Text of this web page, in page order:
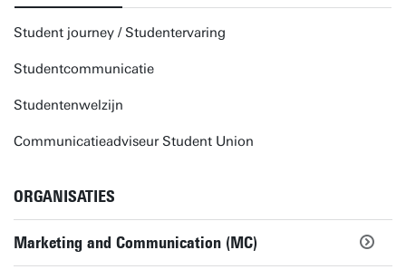
Student journey / Studentervaring
Studentcommunicatie
Studentenwelzijn
Communicatieadviseur Student Union
ORGANISATIES
Marketing and Communication (MC)